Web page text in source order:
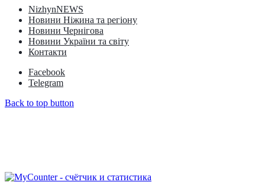
NizhynNEWS
Новини Ніжина та регіону
Новини Чернігова
Новини України та світу
Контакти
Facebook
Telegram
Back to top button